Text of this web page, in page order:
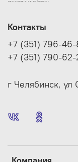
ИНТЕРНЕТ-МАГАЗИН ДВЕРНОЙ И МЕБЕЛЬНОЙ ФУРНИТУРЫ САМ
Контакты
+7 (351) 796-
+7 (351) 790-62-
г Челябинск, ул